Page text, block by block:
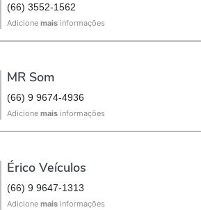
(66) 3552-1562
Adicione mais informações
MR Som
(66) 9 9674-4936
Adicione mais informações
Érico Veículos
(66) 9 9647-1313
Adicione mais informações